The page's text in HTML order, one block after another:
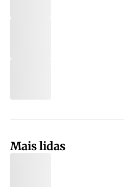
Mais lidas